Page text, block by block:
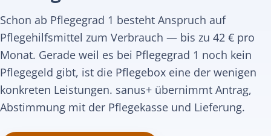
Schon ab Pflegegrad 1 besteht Anspruch auf
Pflegehilfsmittel zum Verbrauch — bis zu 42 € pro
Monat. Gerade weil es bei Pflegegrad 1 noch kein
Pflegegeld gibt, ist die Pflegebox eine der wenigen
konkreten Leistungen. sanus+ übernimmt Antrag,
Abstimmung mit der Pflegekasse und Lieferung.